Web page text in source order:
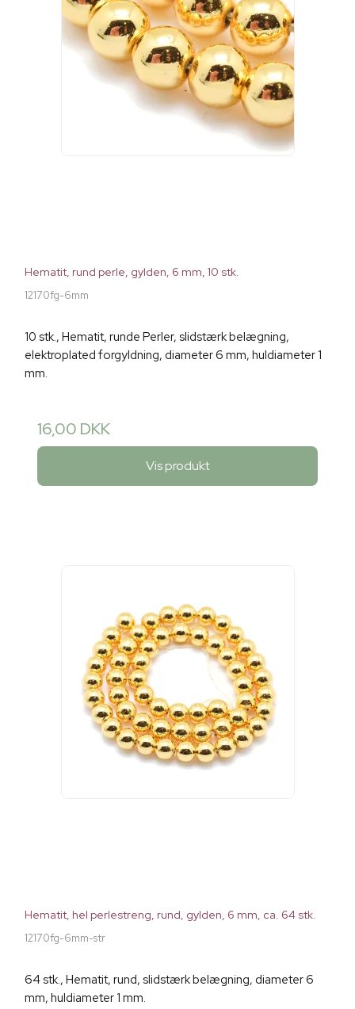
Hematit, rund perle, gylden, 6 mm, 10 stk.
12170fg-6mm
10 stk., Hematit, runde Perler, slidstærk belægning,
elektroplated forgyldning, diameter 6 mm, huldiameter 1
mm.
16,00 DKK
Vis produkt
Hematit, hel perlestreng, rund, gylden, 6 mm, ca. 64 stk.
12170fg-6mm-str
64 stk., Hematit, rund, slidstærk belægning, diameter 6
mm, huldiameter 1 mm.